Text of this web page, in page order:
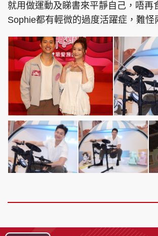
就用做運動及睇書來平靜自己，唔再
Sophie都有輕微的過度活躍症，難怪